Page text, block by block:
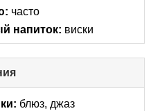
часто
напиток: виски
to
collapse
блюз, джаз